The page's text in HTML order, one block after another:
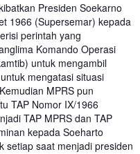
Presiden Soekarno
1966 (Supersemar) kepada
perintah yang
Komando Operasi
untuk mengambil
mengatasi situasi
MPRS pun
TAP Nomor IX/1966
TAP MPRS dan TAP
kepada Soeharto
setiap saat menjadi presiden